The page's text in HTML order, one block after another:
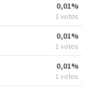
0,01%
1 votos
0,01%
1 votos
0,01%
1 votos